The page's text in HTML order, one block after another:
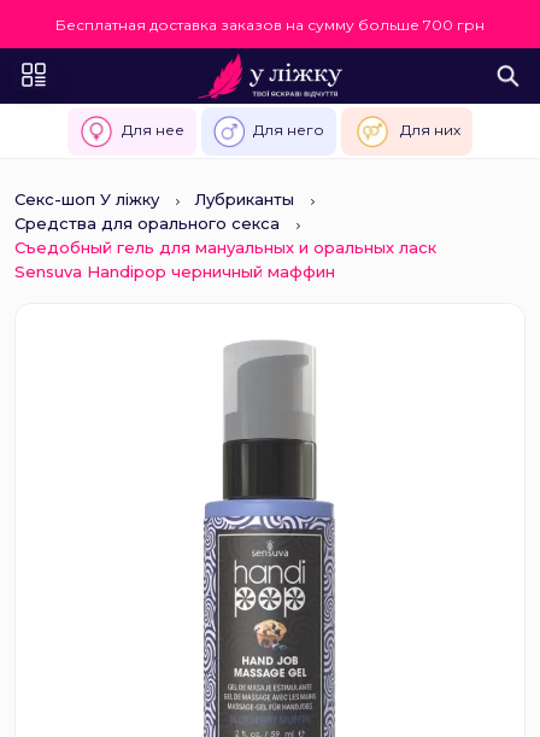
Бесплатная доставка заказов на сумму больше 700 грн
Для нее Для него Для них
Секс-шоп У ліжку
Лубриканты
Средства для орального секса
Съедобный гель для мануальных и оральных ласк
Sensuva Handipop черничный маффин